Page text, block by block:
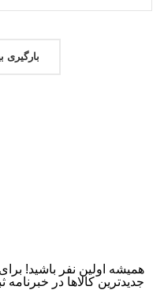
بارگیری
همیشه اولین نفر باشید!
جدیدترین کالاها در خبرنامه